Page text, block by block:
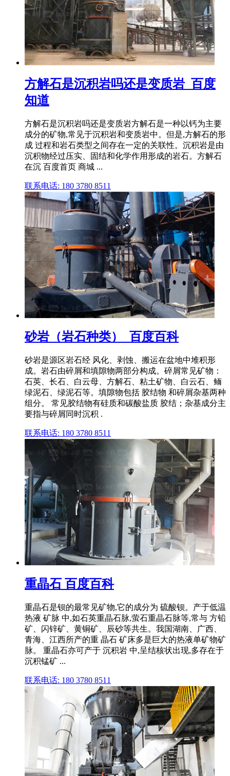
方解石是沉积岩吗还是变质岩_百度
知道
方解石是沉积岩吗还是变质岩方解石是一种以钙为主要
成分的矿物,常见于沉积岩和变质岩中。但是,方解石的形
成 过程和岩石类型之间存在一定的关联性。沉积岩是由
沉积物经过压实、固结和化学作用形成的岩石。方解石
在沉 百度首页 商城 ...
联系电话: 180 3780 8511
砂岩（岩石种类）_百度百科
砂岩是源区岩石经 风化、剥蚀、搬运在盆地中堆积形
成。岩石由碎屑和填隙物两部分构成。碎屑常见矿物：
石英、长石、白云母、方解石、粘土矿物、白云石、鲕
绿泥石、绿泥石等。填隙物包括 胶结物 和碎屑杂基两种
组分。 常见胶结物有硅质和碳酸盐质 胶结；杂基成分主
要指与碎屑同时沉积 .
联系电话: 180 3780 8511
重晶石 百度百科
重晶石是钡的最常见矿物,它的成分为 硫酸钡。产于低温
热液 矿脉 中,如石英重晶石脉,萤石重晶石脉等,常与 方铅
矿、闪锌矿、黄铜矿、辰砂等共生。我国湖南、广西、
青海、江西所产的重 晶石 矿床多是巨大的热液单矿物矿
脉。 重晶石亦可产于 沉积岩 中,呈结核状出现,多存在于
沉积锰矿 ...
联系电话: 180 3780 8511